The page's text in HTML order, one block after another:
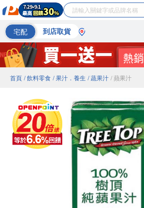
宅配 到店取貨
首頁 / 飲料零食 / 果汁．養生 / 蔬果汁 / 蘋果汁